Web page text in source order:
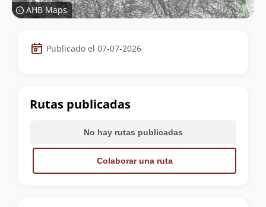
AHB Maps
Datos
de
cumbre
Publicado el 07-07-2026
Rutas publicadas
No hay rutas publicadas
Colaborar una ruta